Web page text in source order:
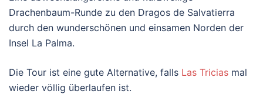
Drachenbaum-Runde zu den Dragos de Salvatierra
durch den wunderschönen und einsamen Norden der
Insel La Palma.
Die Tour ist eine gute Alternative, falls Las Tricias mal
wieder völlig überlaufen ist.